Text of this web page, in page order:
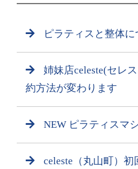
ピラティスと整体に
姉妹店celeste(セレ
約方法が変わります
NEW ピラティスマ
celeste（丸山町）初